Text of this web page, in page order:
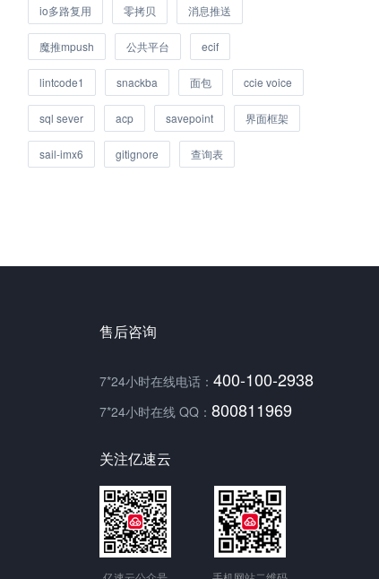
io多路复用 零拷贝 消息推送
魔推mpush 公共平台 ecif
lintcode1 snackba 面包 ccie voice
sql sever acp savepoint 界面框架
sail-imx6 gitignore 查询表
售后咨询
7*24小时在线电话： 400-100-2938
7*24小时在线 QQ： 800811969
关注亿速云